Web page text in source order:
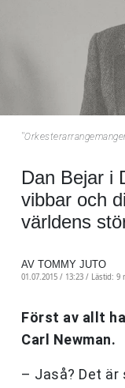
Dan Bejar i
vibbar och
världens
AV TOMMY JUTO
01.07.2015 / 13:23 / Lästid: 9
Först av allt
Carl Newman.
– Jaså? Det